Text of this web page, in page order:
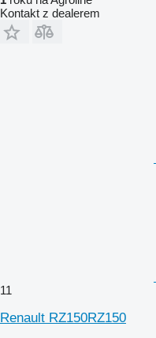
Kontakt z dealerem
11
Renault RZ150RZ150